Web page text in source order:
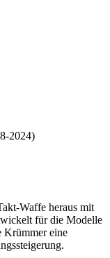
2024)
Waffe heraus mit
für die Modelle
Krümmer eine